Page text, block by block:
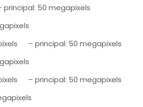
principal: 50 megapixels
– principal: 50 megapixels
– principal: 50 megapixels